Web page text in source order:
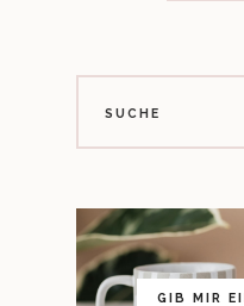
GIB MIR